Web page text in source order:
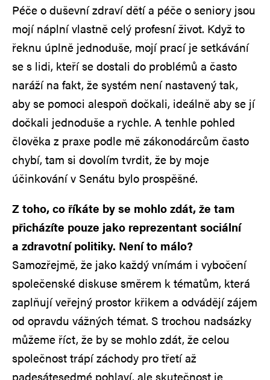
Péče o duševní zdraví dětí a péče o seniory jsou
mojí náplní vlastně celý profesní život. Když to
řeknu úplně jednoduše, mojí prací je setkávání
se s lidi, kteří se dostali do problémů a často
naráží na fakt, že systém není nastavený tak,
aby se pomoci alespoň dočkali, ideálně aby se jí
dočkali jednoduše a rychle. A tenhle pohled
člověka z praxe podle mě zákonodárcům často
chybí, tam si dovolím tvrdit, že by moje
účinkování v Senátu bylo prospěšné.
Z toho, co říkáte by se mohlo zdát, že tam
přicházíte pouze jako reprezentant sociální
a zdravotní politiky. Není to málo?
Samozřejmě, že jako každý vnímám i vybočení
společenské diskuse směrem k tématům, která
zaplňují veřejný prostor křikem a odvádějí zájem
od opravdu vážných témat. S trochou nadsázky
můžeme říct, že by se mohlo zdát, že celou
společnost trápí záchody pro třetí až
padesátesedmé pohlaví, ale skutečnost je